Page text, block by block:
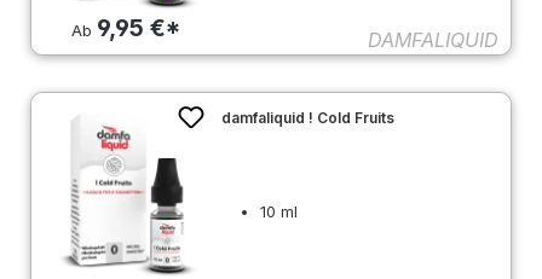
Ab 9,95 €* DAMFALIQUID
damfaliquid ! Cold Fruits
10 ml